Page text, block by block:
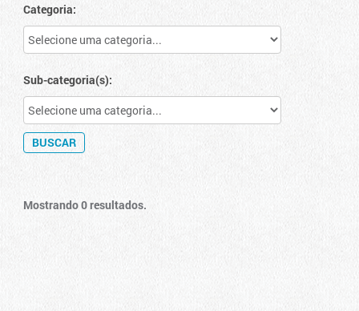
Categoria:
Sub-categoria(s):
Mostrando 0 resultados.